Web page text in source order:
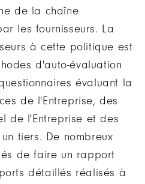
de la chaîne
les fournisseurs. La
à cette politique est
d'auto-évaluation
évaluant la
de l'Entreprise, des
de l'Entreprise et des
tiers. De nombreux
de faire un rapport
détaillés réalisés à